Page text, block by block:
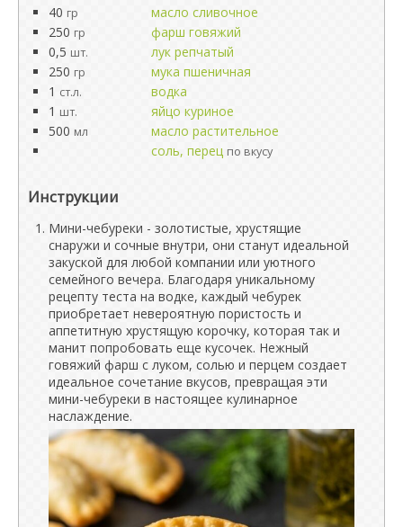
40 гр
масло сливочное
250 гр
фарш говяжий
0,5 шт.
лук репчатый
250 гр
мука пшеничная
1 ст.л.
водка
1 шт.
яйцо куриное
500 мл
масло растительное
соль, перец по вкусу
Инструкции
Мини-чебуреки - золотистые, хрустящие
снаружи и сочные внутри, они станут идеальной
закуской для любой компании или уютного
семейного вечера. Благодаря уникальному
рецепту теста на водке, каждый чебурек
приобретает невероятную пористость и
аппетитную хрустящую корочку, которая так и
манит попробовать еще кусочек. Нежный
говяжий фарш с луком, солью и перцем создает
идеальное сочетание вкусов, превращая эти
мини-чебуреки в настоящее кулинарное
наслаждение.